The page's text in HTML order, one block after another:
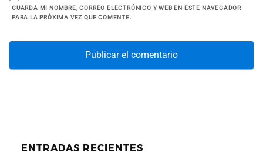
GUARDA MI NOMBRE, CORREO ELECTRÓNICO Y WEB EN ESTE NAVEGADOR
PARA LA PRÓXIMA VEZ QUE COMENTE.
ENTRADAS RECIENTES